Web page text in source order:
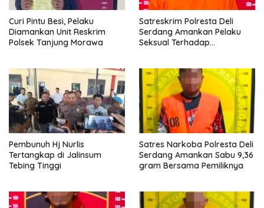
Curi Pintu Besi, Pelaku
Diamankan Unit Reskrim
Polsek Tanjung Morawa
Satreskrim Polresta Deli
Serdang Amankan Pelaku
Seksual Terhadap
Pembunuh Hj Nurlis
Tertangkap di Jalinsum
Tebing Tinggi
Satres Narkoba Polresta Deli
Serdang Amankan Sabu 9,36
gram Bersama Pemiliknya